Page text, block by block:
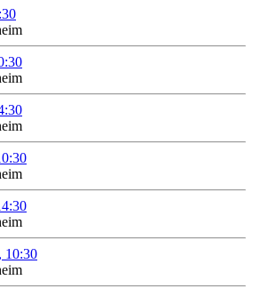
10:30